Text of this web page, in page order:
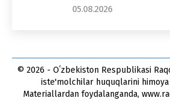
05.08.2026
© 2026 - Oʻzbekiston Respublikasi
iste'molchilar huquqlarini himoya
Materiallardan foydalanganda,